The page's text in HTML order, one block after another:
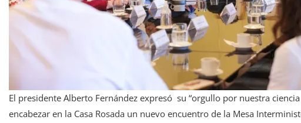
El presidente Alberto Fernández expresó su “orgullo por nuestra
encabezar en la Casa Rosada un nuevo encuentro de la Mesa